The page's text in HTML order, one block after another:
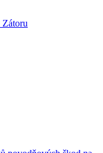
Zátoru